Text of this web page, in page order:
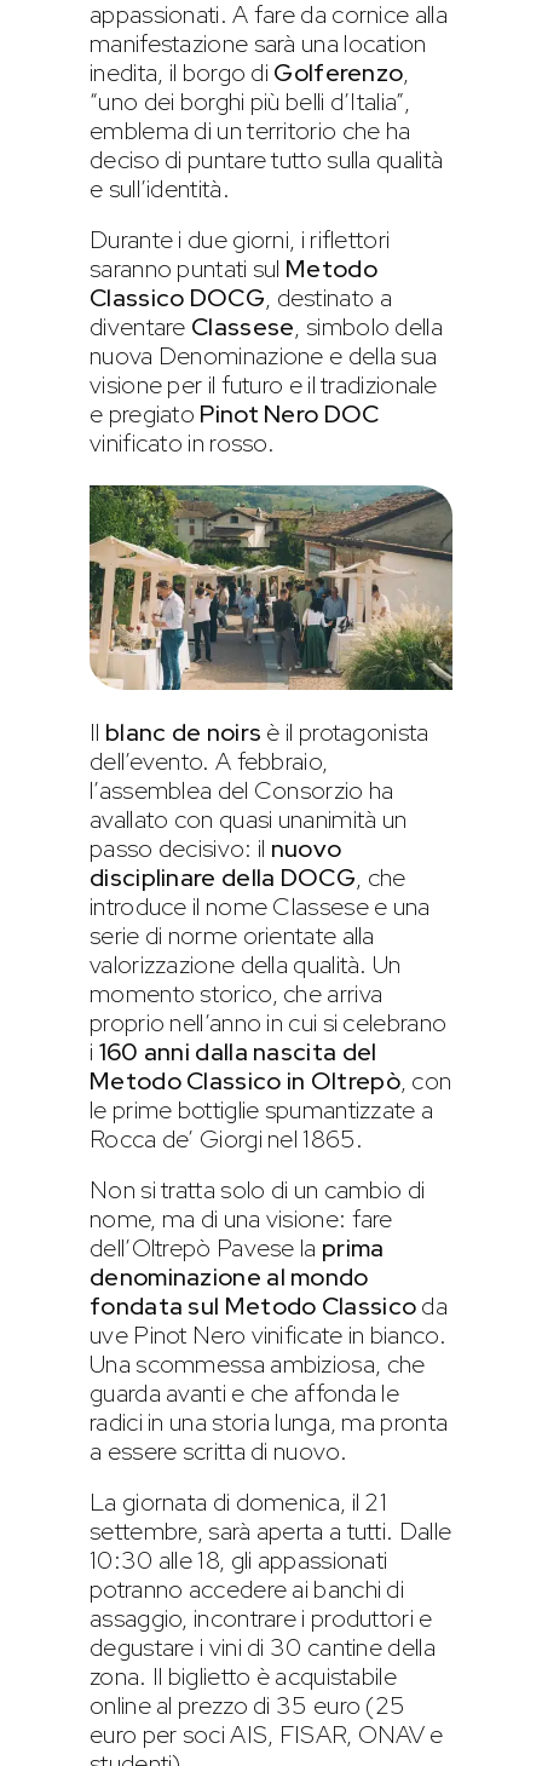
appassionati. A fare da cornice alla
manifestazione sarà una location
inedita, il borgo di Golferenzo,
“uno dei borghi più belli d’Italia”,
emblema di un territorio che ha
deciso di puntare tutto sulla qualità
e sull’identità.
Durante i due giorni, i riflettori
saranno puntati sul Metodo
Classico DOCG, destinato a
diventare Classese, simbolo della
nuova Denominazione e della sua
visione per il futuro e il tradizionale
e pregiato Pinot Nero DOC
vinificato in rosso.
Il blanc de noirs è il protagonista
dell’evento. A febbraio,
l’assemblea del Consorzio ha
avallato con quasi unanimità un
passo decisivo: il nuovo
disciplinare della DOCG, che
introduce il nome Classese e una
serie di norme orientate alla
valorizzazione della qualità. Un
momento storico, che arriva
proprio nell’anno in cui si celebrano
i 160 anni dalla nascita del
Metodo Classico in Oltrepò, con
le prime bottiglie spumantizzate a
Rocca de’ Giorgi nel 1865.
Non si tratta solo di un cambio di
nome, ma di una visione: fare
dell’Oltrepò Pavese la prima
denominazione al mondo
fondata sul Metodo Classicoda
uve Pinot Nero vinificate in bianco.
Una scommessa ambiziosa, che
guarda avanti e che affonda le
radici in una storia lunga, ma pronta
a essere scritta di nuovo.
La giornata di domenica, il 21
settembre, sarà aperta a tutti. Dalle
10:30 alle 18, gli appassionati
potranno accedere ai banchi di
assaggio, incontrare i produttori e
degustare i vini di 30 cantine della
zona. Il biglietto è acquistabile
online al prezzo di 35 euro (25
euro per soci AIS, FISAR, ONAV e